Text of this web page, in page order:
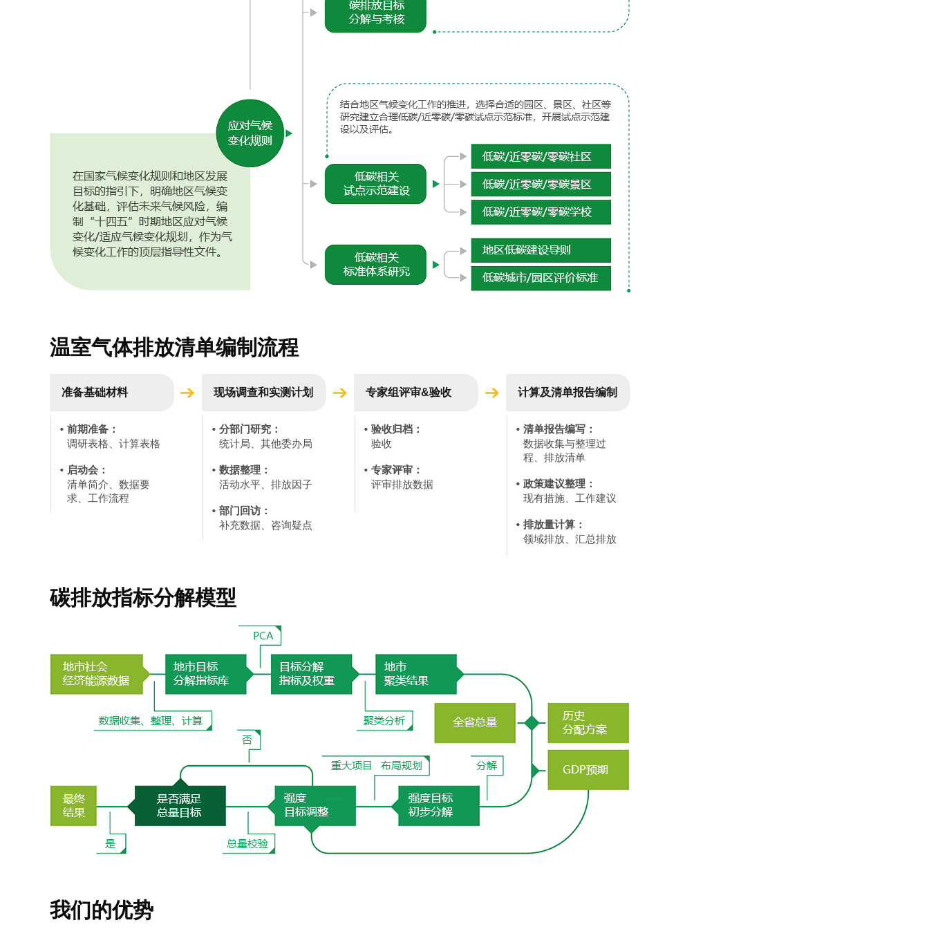
温室气体排放清单编制流程
准备基础材料
前期准备：
调研表格、计算表格
启动会：
清单简介、数据要
求、工作流程
现场调查和实测计划
分部门研究：
统计局、其他委办局
数据整理：
活动水平、排放因子
部门回访：
补充数据、咨询疑点
专家组评审&验收
验收归档：
验收
专家评审：
评审排放数据
计算及清单报告编制
清单报告编写：
数据收集与整理过
程、排放清单
政策建议整理：
现有措施、工作建议
排放量计算：
领域排放、汇总排放
碳排放指标分解模型
我们的优势